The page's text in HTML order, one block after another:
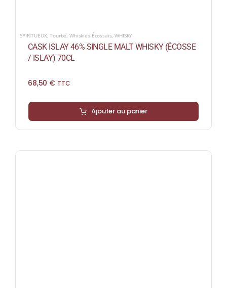
SPIRITUEUX,Tourbé, Whiskies Écossais,WHISKY
CASK ISLAY 46% SINGLE MALT WHISKY (ÉCOSSE
/ ISLAY) 70CL
68,50 € TTC
Ajouter au panier